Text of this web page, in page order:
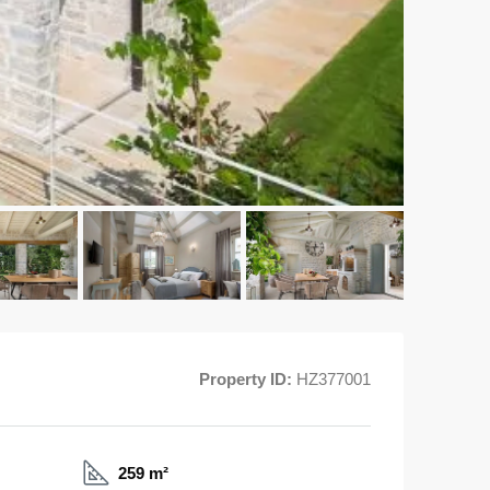
Property ID: HZ377001
259 m²